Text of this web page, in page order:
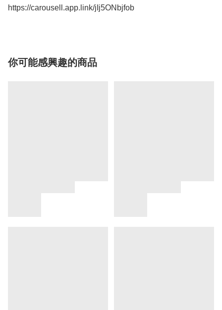
你可能感興趣的商品